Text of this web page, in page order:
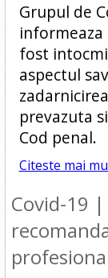
Grupul de
informeaza
fost
aspectul
prevazuta
Cod penal.
Citeste mai
Covid-19